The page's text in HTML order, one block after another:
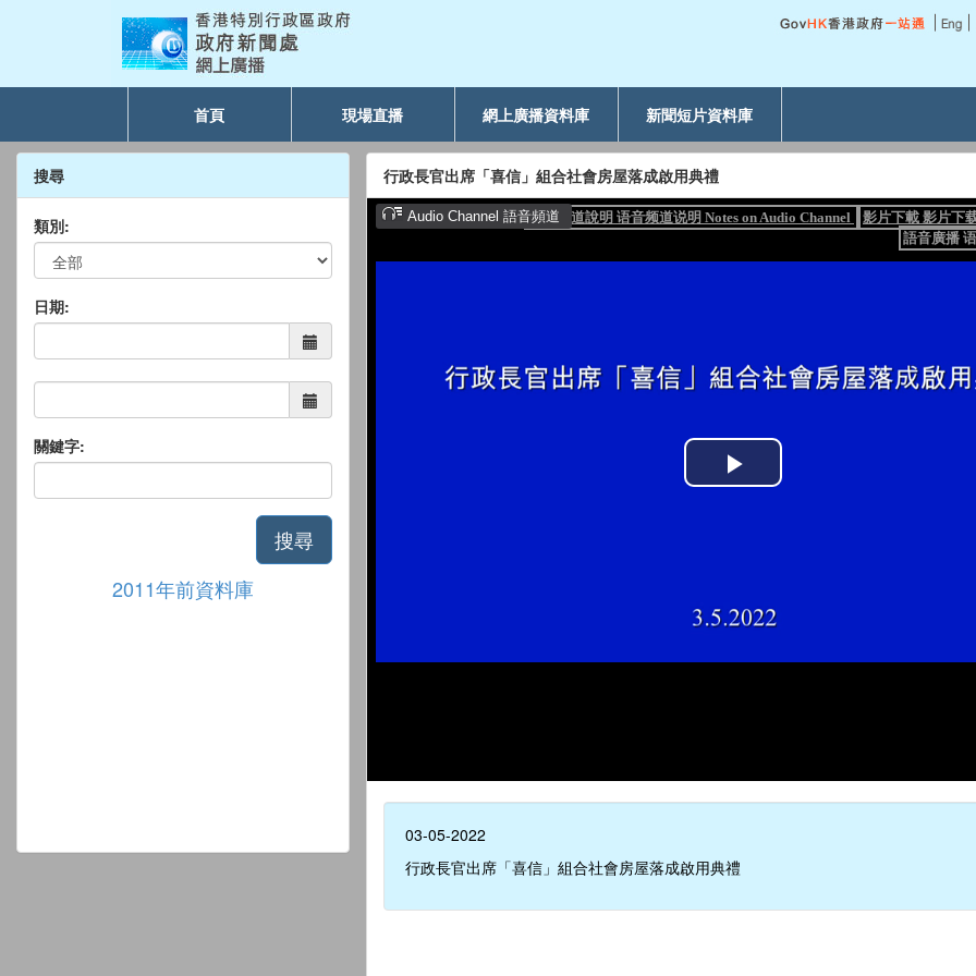
首頁 現場直播 網上廣播資料庫 新聞短片資料庫
搜尋
類別:
日期:
關鍵字:
搜尋
2011年前資料庫
行政長官出席「喜信」組合社會房屋落成啟用典禮
03-05-2022
行政長官出席「喜信」組合社會房屋落成啟用典禮